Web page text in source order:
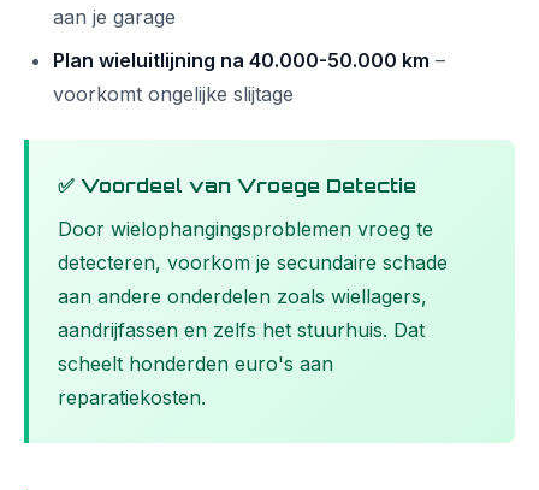
aan je garage
Plan wieluitlijning na 40.000-50.000 km –
voorkomt ongelijke slijtage
✅ Voordeel van Vroege Detectie
Door wielophangingsproblemen vroeg te
detecteren, voorkom je secundaire schade
aan andere onderdelen zoals wiellagers,
aandrijfassen en zelfs het stuurhuis. Dat
scheelt honderden euro's aan
reparatiekosten.